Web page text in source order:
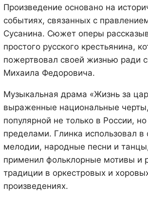
Произведение основано на
событиях, связанных с
Сусанина. Сюжет оперы
простого русского крестьянина,
пожертвовал своей жизнью ради
Михаила Федоровича.
Музыкальная драма «Жизнь за
выраженные национальные
популярной не только в России,
пределами. Глинка использовал в
мелодии, народные песни и
применил фольклорные мотивы и
традиции в оркестровых и
произведениях.